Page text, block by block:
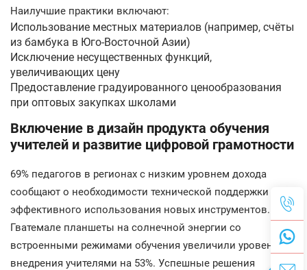
Наилучшие практики включают:
Использование местных материалов (например, счёты
из бамбука в Юго-Восточной Азии)
Исключение несущественных функций,
увеличивающих цену
Предоставление градуированного ценообразования
при оптовых закупках школами
Включение в дизайн продукта обучения
учителей и развитие цифровой грамотности
69% педагогов в регионах с низким уровнем дохода
сообщают о необходимости технической поддержки для
эффективного использования новых инструментов. В
Гватемале планшеты на солнечной энергии со
встроенными режимами обучения увеличили уровень
внедрения учителями на 53%. Успешные решения